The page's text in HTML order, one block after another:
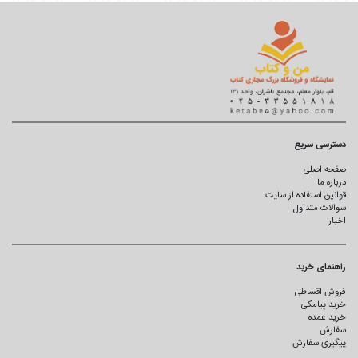
دسترسی سریع
صفحه اصلی
درباره ما
قوانین استفاده از سایت
سوالات متداول
اخبار
راهنمای خرید
فروش اقساطی
خرید پیامکی
خرید عمده
سفارش
پیگیری سفارش